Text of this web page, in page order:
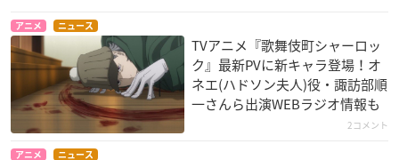
アニメ ニュース
TVアニメ『歌舞伎町シャーロッ
ク』最新PVに新キャラ登場！オ
ネエ(ハドソン夫人)役・諏訪部順
一さんら出演WEBラジオ情報も
2コメント
アニメ ニュース